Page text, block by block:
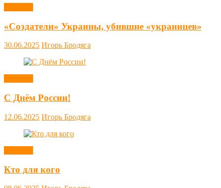
«Создатели» Украины, убившие «украинцев»
30.06.2025 Игорь Бродяга
С Днём России!
12.06.2025 Игорь Бродяга
Кто для кого